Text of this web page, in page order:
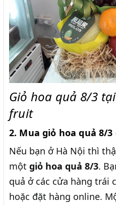
Giỏ hoa quả 8/3
fruit
2. Mua giỏ hoa quả 8/3
Nếu bạn ở Hà Nội thì
một giỏ hoa quả 8/3.
quả ở các cửa hàng trái
hoặc đặt hàng online.